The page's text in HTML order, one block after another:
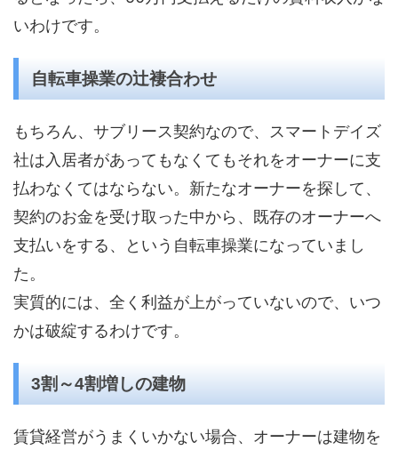
いわけです。
自転車操業の辻褄合わせ
もちろん、サブリース契約なので、スマートデイズ
社は入居者があってもなくてもそれをオーナーに支
払わなくてはならない。新たなオーナーを探して、
契約のお金を受け取った中から、既存のオーナーへ
支払いをする、という自転車操業になっていまし
た。
実質的には、全く利益が上がっていないので、いつ
かは破綻するわけです。
3割～4割増しの建物
賃貸経営がうまくいかない場合、オーナーは建物を